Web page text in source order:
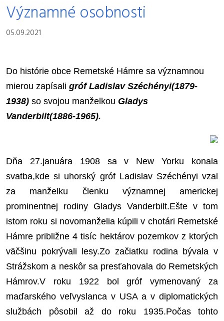
Významné osobnosti
05.09.2021
Do histórie obce Remetské Hámre sa významnou
mierou zapísali gróf Ladislav Széchényi(1879-
1938) so svojou manželkou Gladys
Vanderbilt(1886-1965).
Dňa 27.januára 1908 sa v New Yorku konala
svatba,kde si uhorský gróf Ladislav Széchényi vzal
za manželku členku významnej americkej
prominentnej rodiny Gladys Vanderbilt.Ešte v tom
istom roku si novomanželia kúpili v chotári Remetské
Hámre približne 4 tisíc hektárov pozemkov z ktorých
väčšinu pokrývali lesy.Zo začiatku rodina bývala v
Strážskom a neskôr sa presťahovala do Remetských
Hámrov.V roku 1922 bol gróf vymenovaný za
maďarského veľvyslanca v USA a v diplomatických
službách pôsobil až do roku 1935.Počas tohto